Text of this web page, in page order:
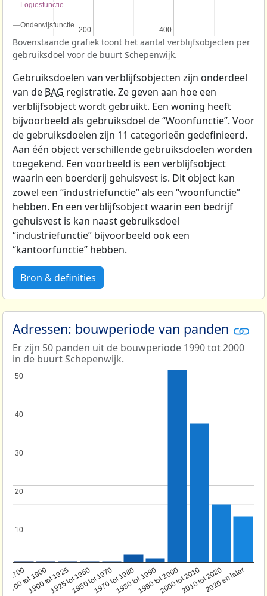
200
200 400
400
Logiesfunctie
Logiesfunctie
Onderwijsfunctie
Onderwijsfunctie
Bovenstaande grafiek toont het aantal verblijfsobjecten per
gebruiksdoel voor de buurt Schepenwijk.
Gebruiksdoelen van verblijfsobjecten zijn onderdeel
van deBAG registratie. Ze geven aan hoe een
verblijfsobject wordt gebruikt. Een woning heeft
bijvoorbeeld als gebruiksdoel de “Woonfunctie”. Voor
de gebruiksdoelen zijn 11 categorieën gedefinieerd.
Aan één object verschillende gebruiksdoelen worden
toegekend. Een voorbeeld is een verblijfsobject
waarin een boerderij gehuisvest is. Dit object kan
zowel een “industriefunctie” als een “woonfunctie”
hebben. En een verblijfsobject waarin een bedrijf
gehuisvest is kan naast gebruiksdoel
“industriefunctie” bijvoorbeeld ook een
“kantoorfunctie” hebben.
Bron & definities
Adressen: bouwperiode van panden
Er zijn 50 panden uit de bouwperiode 1990 tot 2000
in de buurt Schepenwijk.
1700
1700 tot 1900
1900 tot 19251925 tot 19501950 tot 19701970 tot 19801980 tot 19901990 tot 20002000 tot 20102010 tot 20202020 en later
10
10
20
20
30
30
40
40
50
50